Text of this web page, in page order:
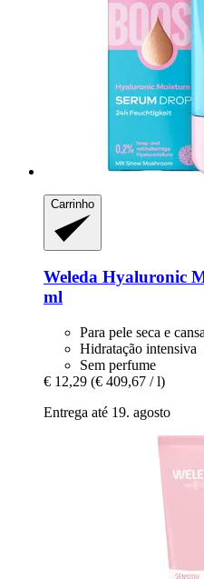
Carrinho
Weleda Hyaluronic
ml
Para pele seca e
Hidratação intensiva
Sem perfume
€ 12,29 (€ 409,67 / l)
Entrega até 19. agosto